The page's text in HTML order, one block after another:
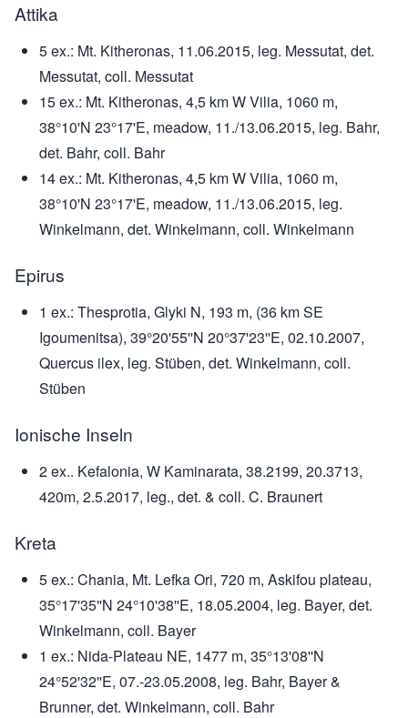
Attika
5 ex.: Mt. Kitheronas, 11.06.2015, leg. Messutat, det.
Messutat, coll. Messutat
15 ex.: Mt. Kitheronas, 4,5 km W Vilia, 1060 m,
38°10'N 23°17'E, meadow, 11./13.06.2015, leg. Bahr,
det. Bahr, coll. Bahr
14 ex.: Mt. Kitheronas, 4,5 km W Vilia, 1060 m,
38°10'N 23°17'E, meadow, 11./13.06.2015, leg.
Winkelmann, det. Winkelmann, coll. Winkelmann
Epirus
1 ex.: Thesprotia, Glyki N, 193 m, (36 km SE
Igoumenitsa), 39°20'55''N 20°37'23''E, 02.10.2007,
Quercus ilex, leg. Stüben, det. Winkelmann, coll.
Stüben
Ionische Inseln
2 ex.. Kefalonia, W Kaminarata, 38.2199, 20.3713,
420m, 2.5.2017, leg., det. & coll. C. Braunert
Kreta
5 ex.: Chania, Mt. Lefka Ori, 720 m, Askifou plateau,
35°17'35''N 24°10'38''E, 18.05.2004, leg. Bayer, det.
Winkelmann, coll. Bayer
1 ex.: Nida-Plateau NE, 1477 m, 35°13'08''N
24°52'32''E, 07.-23.05.2008, leg. Bahr, Bayer &
Brunner, det. Winkelmann, coll. Bahr